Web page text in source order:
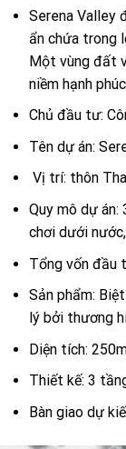
Serena Valley
ẩn chứa trong
Một vùng đất
niềm hạnh
Chủ đầu tư:
Tên dự án:
Vị trí: thôn
Quy mô dự án:
chơi dưới
Tổng vốn đầu
Sản phẩm:
lý bởi thương
Diện tích:
Thiết kế: 3
Bàn giao dự